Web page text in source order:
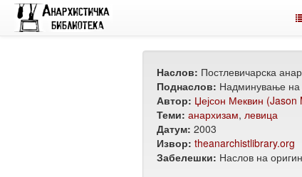
Наслов: Постлевичарска
Поднаслов: Надминување на
Автор: Џејсон Меквин (Jason
Теми: анархизам, левица
Датум: 2003
Извор: theanarchistlibrary.org
Забелешки: Наслов на